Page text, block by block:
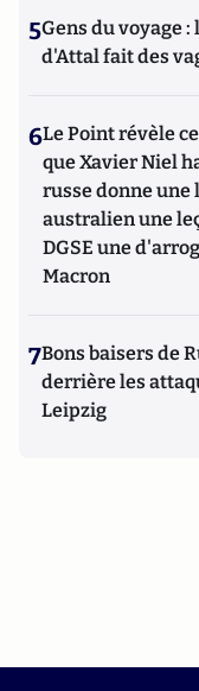
5Gens du voyage
d'Attal fait des
6Le Point révèle
que Xavier Niel
russe donne une
australien une
DGSE une
Macron
7Bons baisers de
derrière les
Leipzig